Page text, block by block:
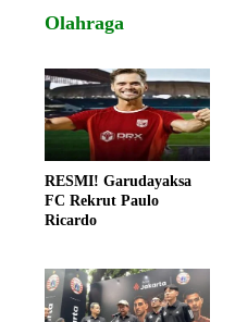
Olahraga
RESMI! Garudayaksa
FC Rekrut Paulo
Ricardo